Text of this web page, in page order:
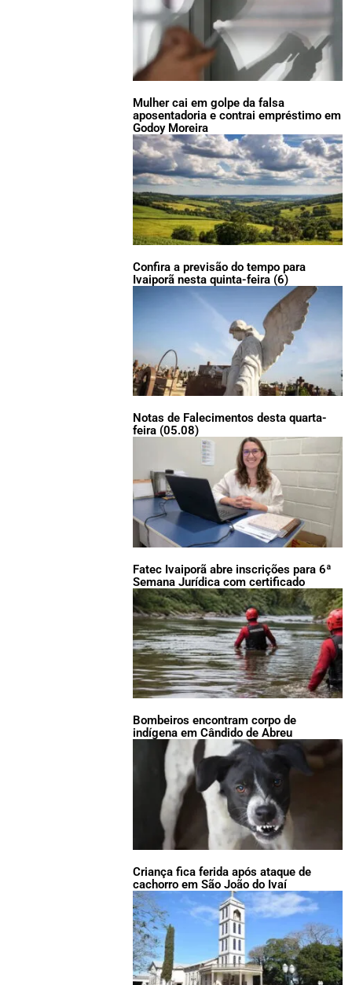
Mulher cai em golpe da falsa
aposentadoria e contrai empréstimo em
Godoy Moreira
Confira a previsão do tempo para
Ivaiporã nesta quinta-feira (6)
Notas de Falecimentos desta quarta-
feira (05.08)
Fatec Ivaiporã abre inscrições para 6ª
Semana Jurídica com certificado
Bombeiros encontram corpo de
indígena em Cândido de Abreu
Criança fica ferida após ataque de
cachorro em São João do Ivaí